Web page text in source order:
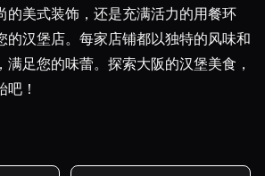
的美式装饰，还是充满活力的用餐环
的汉堡店。每家店铺都以独特的风味和
足您的味蕾。探索大阪的汉堡美食，
！